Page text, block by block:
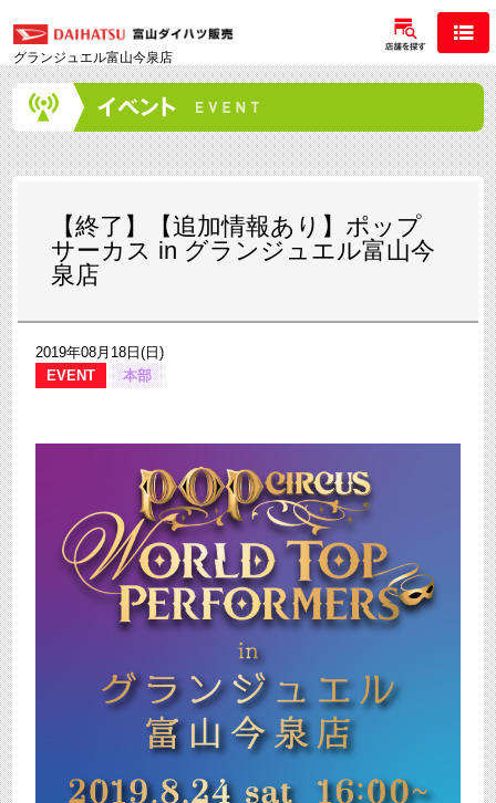
グランジュエル富山今泉店
【終了】【追加情報あり】ポップ
サーカス in グランジュエル富山今
泉店
2019年08月18日(日)
EVENT
本部